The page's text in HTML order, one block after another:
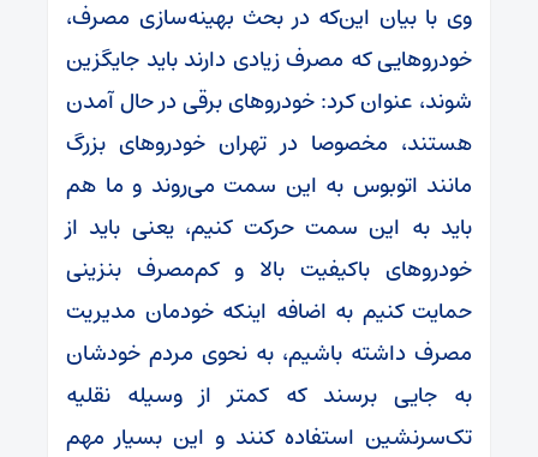
وی با بیان این‌که در بحث بهینه‌سازی مصرف،
خودروهایی که مصرف زیادی دارند باید جایگزین
شوند، عنوان کرد: خودروهای برقی در حال آمدن
هستند، مخصوصا در تهران خودروهای بزرگ
مانند اتوبوس به این سمت می‌روند و ما هم
باید به این سمت حرکت کنیم، یعنی باید از
خودروهای باکیفیت بالا و کم‌مصرف بنزینی
حمایت کنیم به اضافه اینکه خودمان مدیریت
مصرف داشته باشیم، به نحوی مردم خودشان
به جایی برسند که کمتر از وسیله نقلیه
تک‌سرنشین استفاده کنند و این بسیار مهم